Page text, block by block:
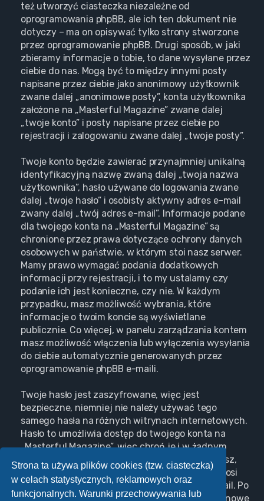
Strona ta używa plików cookies (tzw. ciasteczka)
w celach statystycznych, reklamowych oraz
funkcjonalnych. Warunki przechowywania lub
też utworzyć ciasteczka niezależne od
oprogramowania phpBB, ale ich ten dokument nie
dotyczy – ma on opisywać tylko strony stworzone
przez oprogramowanie phpBB. Drugi sposób, w jaki
zbieramy informacje o tobie, to dane wysyłane przez
ciebie do nas. Mogą być to między innymi posty
napisane przez ciebie jako anonimowy użytkownik
zwane dalej „anonimowe posty”, konta użytkownika
założone na „Masterful Magazine” zwane dalej
„twoje konto” i posty napisane przez ciebie po
rejestracji i zalogowaniu zwane dalej „twoje posty”.
Twoje konto będzie zawierać przynajmniej unikalną
identyfikacyjną nazwę zwaną dalej „twoja nazwa
użytkownika”, hasło używane do logowania zwane
dalej „twoje hasło” i osobisty aktywny adres e-mail
zwany dalej „twój adres e-mail”. Informacje podane
dla twojego konta na „Masterful Magazine” są
chronione przez prawa dotyczące ochrony danych
osobowych w państwie, w którym stoi nasz serwer.
Mamy prawo wymagać podania dodatkowych
informacji przy rejestracji, i to my ustalamy czy
podanie ich jest konieczne, czy nie. W każdym
przypadku, masz możliwość wybrania, które
informacje o twoim koncie są wyświetlane
publicznie. Co więcej, w panelu zarządzania kontem
masz możliwość włączenia lub wyłączenia wysyłania
do ciebie automatycznie generowanych przez
oprogramowanie phpBB e-maili.
Twoje hasło jest zaszyfrowane, więc jest
bezpieczne, niemniej nie należy używać tego
samego hasła na różnych witrynach internetowych.
Hasło to umożliwia dostęp do twojego konta na
„Masterful Magazine”, więc chroń je i w żadnym
wypadku nie podawaj
nikomu . Jeśli je zapomnisz,
użyj funkcji „Nie pamiętam hasła”. Witryna poprosi
cię o podanie nazwy użytkownika i adresu e-mail. Po
podaniu tych danych zostanie wygenerowane nowe